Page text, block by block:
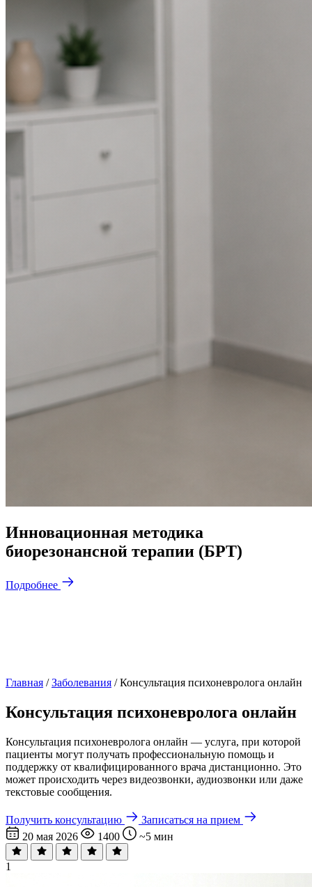
Инновационная методика
биорезонансной терапии (БРТ)
Подробнее
Главная /Заболевания /Консультация психоневролога онлайн
Консультация психоневролога онлайн
Консультация психоневролога онлайн — услуга, при которой
пациенты могут получать профессиональную помощь и
поддержку от квалифицированного врача дистанционно. Это
может происходить через видеозвонки, аудиозвонки или даже
текстовые сообщения.
Получить консультацию
Записаться на прием
20 мая 2026
1400 ~5 мин
1